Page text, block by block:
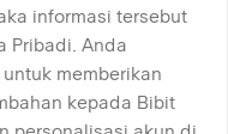
informasi tersebut
Pribadi. Anda
memberikan
kepada Bibit